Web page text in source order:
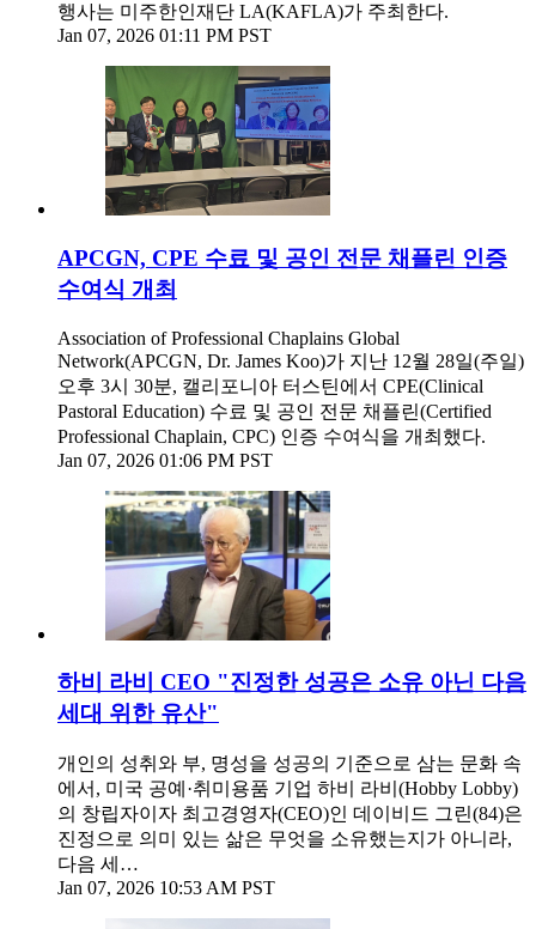
행사는 미주한인재단 LA(KAFLA)가 주최한다.
Jan 07, 2026 01:11 PM PST
APCGN, CPE 수료 및 공인 전문 채플린 인증
수여식 개최
Association of Professional Chaplains Global
Network(APCGN, Dr. James Koo)가 지난 12월 28일(주일)
오후 3시 30분, 캘리포니아 터스틴에서 CPE(Clinical
Pastoral Education) 수료 및 공인 전문 채플린(Certified
Professional Chaplain, CPC) 인증 수여식을 개최했다.
Jan 07, 2026 01:06 PM PST
하비 라비 CEO "진정한 성공은 소유 아닌 다음
세대 위한 유산"
개인의 성취와 부, 명성을 성공의 기준으로 삼는 문화 속
에서, 미국 공예·취미용품 기업 하비 라비(Hobby Lobby)
의 창립자이자 최고경영자(CEO)인 데이비드 그린(84)은
진정으로 의미 있는 삶은 무엇을 소유했는지가 아니라,
다음 세…
Jan 07, 2026 10:53 AM PST